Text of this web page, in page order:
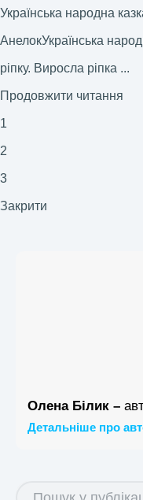
Українська народна
АнелокУкраїнська
ріпку. Виросла ріпка ...
Продовжити читання
1
2
3
Закрити
Олена Білик –
Детальніше про